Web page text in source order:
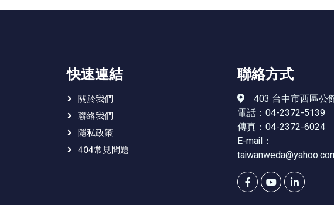
快速連結
關於我們
聯絡我們
隱私政策
404常見問題
聯絡方式
403 台中市西區公
電話：04-2372-5139
傳真：04-2372-6024
E-mail：